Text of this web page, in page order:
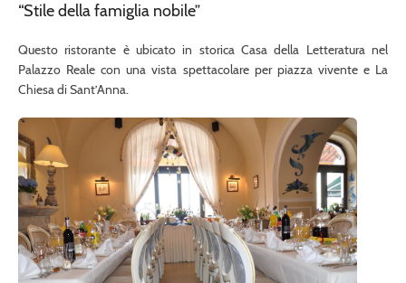
“Stile della famiglia nobile”
Questo ristorante è ubicato in storica Casa della Letteratura nel
Palazzo Reale con una vista spettacolare per piazza vivente e La
Chiesa di Sant’Anna.